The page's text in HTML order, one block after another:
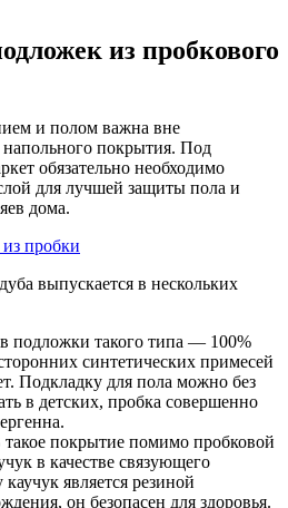
из пробкового
и полом важна вне
напольного покрытия. Под
обязательно необходимо
для лучшей защиты пола и
дома.
выпускается в нескольких
подложки такого типа — 100%
синтетических примесей
Подкладку для пола можно без
в детских, пробка совершенно
такое покрытие помимо пробковой
в качестве связующего
является резиной
он безопасен для здоровья.